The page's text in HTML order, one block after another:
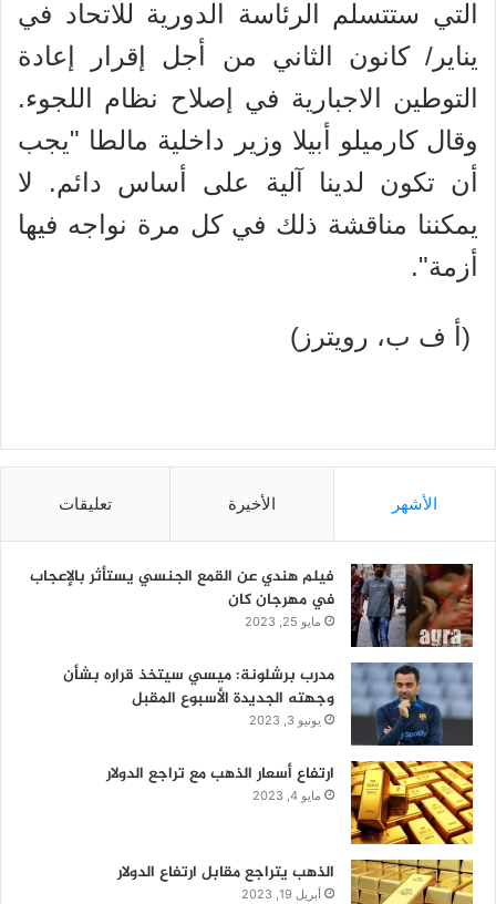
التي ستتسلم الرئاسة الدورية للاتحاد في
يناير/ كانون الثاني من أجل إقرار إعادة
التوطين الاجبارية في إصلاح نظام اللجوء.
وقال كارميلو أبيلا وزير داخلية مالطا "يجب
أن تكون لدينا آلية على أساس دائم. لا
يمكننا مناقشة ذلك في كل مرة نواجه فيها
أزمة".
(أ ف ب، رويترز)
الأشهر الأخيرة تعليقات
فيلم هندي عن القمع الجنسي يستأثر بالإعجاب
في مهرجان كان
مايو 25, 2023
مدرب برشلونة: ميسي سيتخذ قراره بشأن
وجهته الجديدة الأسبوع المقبل
يونيو 3, 2023
ارتفاع أسعار الذهب مع تراجع الدولار
مايو 4, 2023
الذهب يتراجع مقابل ارتفاع الدولار
أبريل 19, 2023